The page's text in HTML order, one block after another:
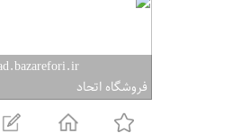
فروشگاه اتحاد